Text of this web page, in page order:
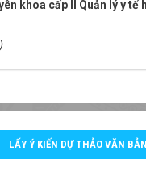
khoa cấp II Quản lý y
LẤY Ý KIẾN DỰ THẢO VĂN